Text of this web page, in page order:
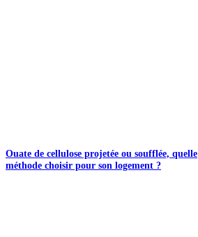
Ouate de cellulose projetée ou soufflée, quelle
méthode choisir pour son logement ?